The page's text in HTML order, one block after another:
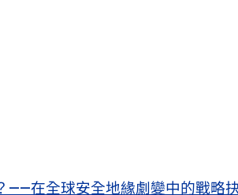
——在全球安全地緣劇變中的戰略